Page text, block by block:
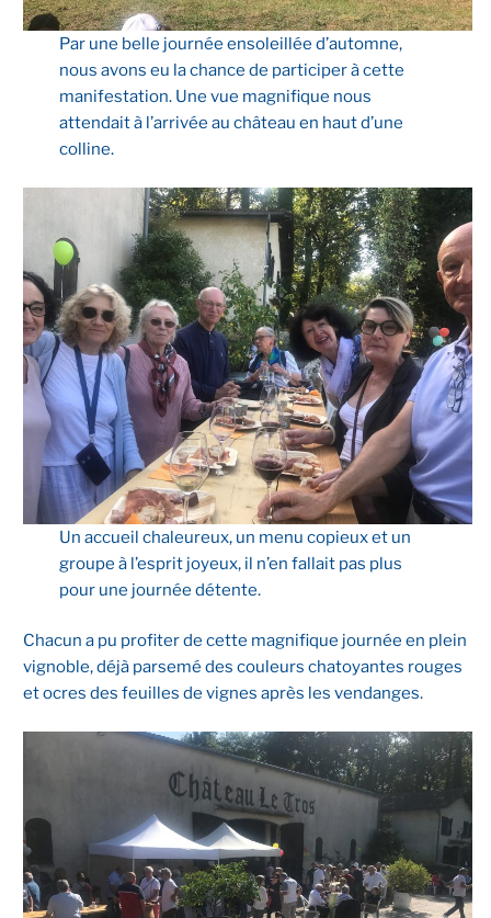
Par une belle journée ensoleillée d’automne,
nous avons eu la chance de participer à cette
manifestation. Une vue magnifique nous
attendait à l’arrivée au château en haut d’une
colline.
Un accueil chaleureux, un menu copieux et un
groupe à l’esprit joyeux, il n’en fallait pas plus
pour une journée détente.
Chacun a pu profiter de cette magnifique journée en plein
vignoble, déjà parsemé des couleurs chatoyantes rouges
et ocres des feuilles de vignes après les vendanges.